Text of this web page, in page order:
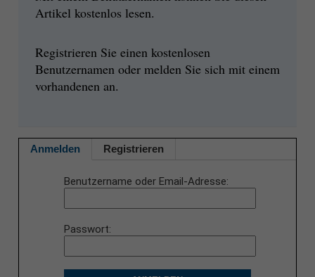
Artikel kostenlos lesen.
Registrieren Sie einen kostenlosen
Benutzernamen oder melden Sie sich mit einem
vorhandenen an.
Anmelden Registrieren
Benutzername oder Email-Adresse
Passwort